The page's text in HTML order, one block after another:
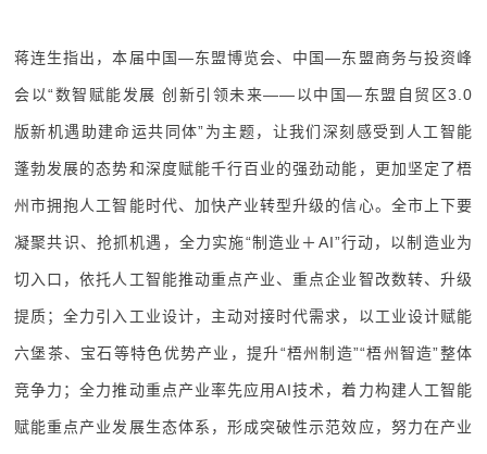
蒋连生指出，本届中国—东盟博览会、中国—东盟商务与投资峰
会以“数智赋能发展 创新引领未来——以中国—东盟自贸区3.0
版新机遇助建命运共同体”为主题，让我们深刻感受到人工智能
蓬勃发展的态势和深度赋能千行百业的强劲动能，更加坚定了梧
州市拥抱人工智能时代、加快产业转型升级的信心。全市上下要
凝聚共识、抢抓机遇，全力实施“制造业＋AI”行动，以制造业为
切入口，依托人工智能推动重点产业、重点企业智改数转、升级
提质；全力引入工业设计，主动对接时代需求，以工业设计赋能
六堡茶、宝石等特色优势产业，提升“梧州制造”“梧州智造”整体
竞争力；全力推动重点产业率先应用AI技术，着力构建人工智能
赋能重点产业发展生态体系，形成突破性示范效应，努力在产业